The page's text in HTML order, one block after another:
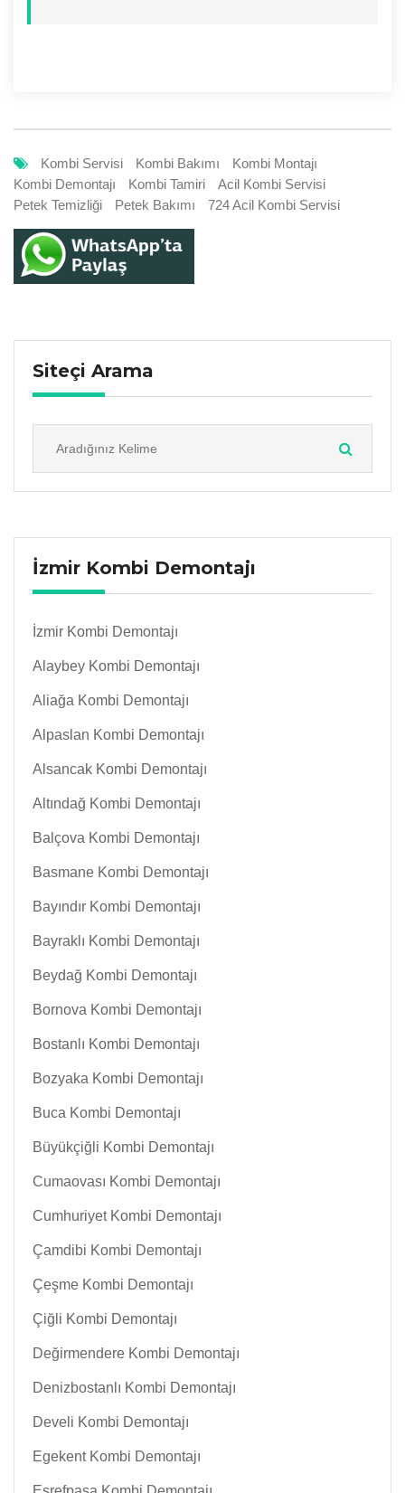
Kombi Servisi Kombi Bakımı
Kombi Montajı
Kombi Demontajı
Kombi Tamiri
Acil Kombi Servisi
Petek Temizliği
Petek Bakımı 724 Acil Kombi Servisi
Siteçi Arama
İzmir Kombi Demontajı
İzmir Kombi Demontajı
Alaybey Kombi Demontajı
Aliağa Kombi Demontajı
Alpaslan Kombi Demontajı
Alsancak Kombi Demontajı
Altındağ Kombi Demontajı
Balçova Kombi Demontajı
Basmane Kombi Demontajı
Bayındır Kombi Demontajı
Bayraklı Kombi Demontajı
Beydağ Kombi Demontajı
Bornova Kombi Demontajı
Bostanlı Kombi Demontajı
Bozyaka Kombi Demontajı
Buca Kombi Demontajı
Büyükçiğli Kombi Demontajı
Cumaovası Kombi Demontajı
Cumhuriyet Kombi Demontajı
Çamdibi Kombi Demontajı
Çeşme Kombi Demontajı
Çiğli Kombi Demontajı
Değirmendere Kombi Demontajı
Denizbostanlı Kombi Demontajı
Develi Kombi Demontajı
Egekent Kombi Demontajı